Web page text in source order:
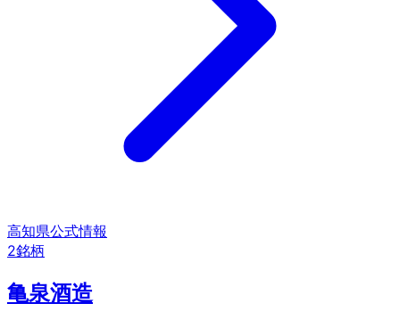
高知県公式情報
2銘柄
亀泉酒造